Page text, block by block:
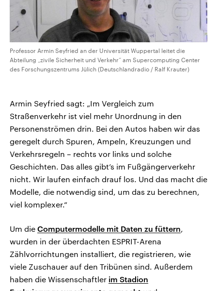
Professor Armin Seyfried an der Universität Wuppertal leitet die
Abteilung „zivile Sicherheit und Verkehr“ am Supercomputing Center
des Forschungszentrums Jülich (Deutschlandradio / Ralf Krauter)
Armin Seyfried sagt: „Im Vergleich zum
Straßenverkehr ist viel mehr Unordnung in den
Personenströmen drin. Bei den Autos haben wir das
geregelt durch Spuren, Ampeln, Kreuzungen und
Verkehrsregeln – rechts vor links und solche
Geschichten. Das alles gibt’s im Fußgängerverkehr
nicht. Wir laufen einfach drauf los. Und das macht die
Modelle, die notwendig sind, um das zu berechnen,
viel komplexer.“
Um die Computermodelle mit Daten zu füttern,
wurden in der überdachten ESPRIT-Arena
Zählvorrichtungen installiert, die registrieren, wie
viele Zuschauer auf den Tribünen sind. Außerdem
haben die Wissenschaftler im Stadion